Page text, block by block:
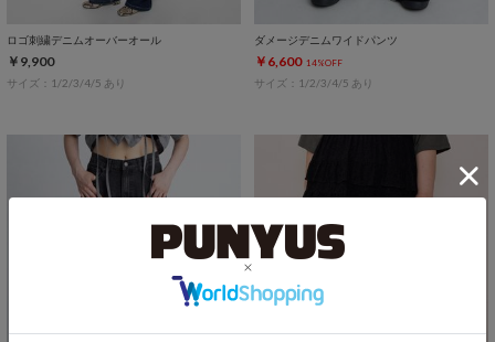
ロゴ刺繍デニムオーバーオール
￥9,900
サイズ：1/2/3/4/5 あり
ダメージデニムワイドパンツ
￥6,600 14%OFF
サイズ：1/2/3/4/5 あり